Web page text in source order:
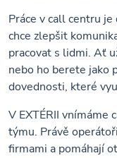
Práce v call centru
chce zlepšit
pracovat s lidmi. Ať
nebo ho berete jako
dovednosti, které
V EXTÉRII vnímáme
týmu. Právě
firmami a pomáhají